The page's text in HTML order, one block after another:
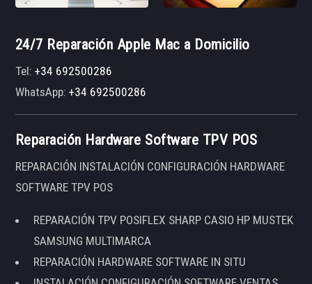
24/7 Reparación Apple Mac a Domicilio
Tel:+34 692500286
WhatsApp:+34 692500286
Reparación Hardware Software TPV POS
REPARACIÓN INSTALACIÓN CONFIGURACIÓN HARDWARE
SOFTWARE TPV POS
REPARACIÓN TPV POSIFLEX SHARP CASIO HP MUSTEK
SAMSUNG MULTIMARCA
REPARACIÓN HARDWARE SOFTWARE IN SITU